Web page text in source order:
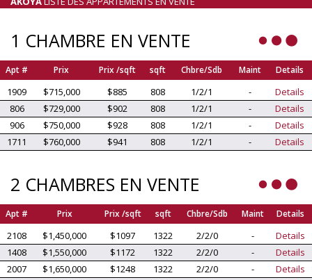
1 CHAMBRE EN VENTE
Apt # Prix Prix /sqft sqft Chbre/Sdb Maint Details
1909 $715,000 $885 808 1/2/1 -
Details
806
$729,000 $902 808 1/2/1 -
Details
906
$750,000 $928 808 1/2/1 -
Details
1711
$760,000 $941 808 1/2/1 - Details
2 CHAMBRES EN VENTE
Apt # Prix Prix /sqft sqft Chbre/Sdb Maint Details
2108 $1,450,000 $1097 1322 2/2/0 -
Details
1408
$1,550,000 $1172 1322 2/2/0 -
Details
2007
$1,650,000 $1248 1322 2/2/0 -
Details